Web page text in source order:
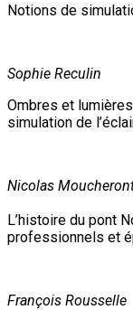
Notions de
Sophie Reculin
Ombres et
simulation de
Nicolas
L’histoire du pont
professionnels et
François Rousselle